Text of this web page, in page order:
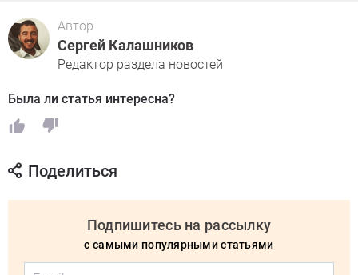
Автор
Сергей Калашников
Редактор раздела новостей
Была ли статья интересна?
Поделиться
Подпишитесь на рассылку
с самыми популярными статьями